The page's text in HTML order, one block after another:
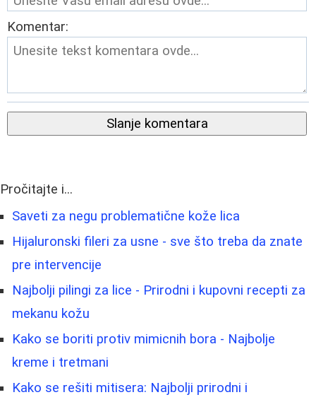
Komentar:
Slanje komentara
Pročitajte i...
Saveti za negu problematične kože lica
Hijaluronski fileri za usne - sve što treba da znate
pre intervencije
Najbolji pilingi za lice - Prirodni i kupovni recepti za
mekanu kožu
Kako se boriti protiv mimicnih bora - Najbolje
kreme i tretmani
Kako se rešiti mitisera: Najbolji prirodni i